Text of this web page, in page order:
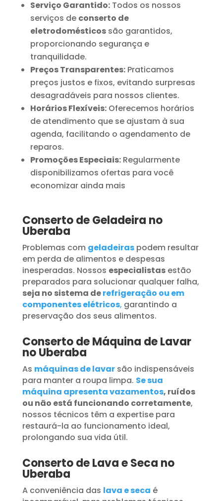
Serviço Garantido:Todos os nossos
serviços de conserto de
eletrodomésticossão garantidos,
proporcionando segurança e
tranquilidade.
Preços Transparentes:Praticamos
preços justos e fixos, evitando surpresas
desagradáveis para nossos clientes.
Horários Flexíveis:Oferecemos horários
de atendimento que se ajustam à sua
agenda, facilitando o agendamento de
reparos.
Promoções Especiais:Regularmente
disponibilizamos ofertas para você
economizar ainda mais
Conserto de Geladeira no
Uberaba
Problemas com geladeiraspodem resultar
em perda de alimentos e despesas
inesperadas. Nossos especialistasestão
preparados para solucionar qualquer falha,
seja no sistema derefrigeração ou em
componentes elétricos, garantindo a
preservação dos seus alimentos.
Conserto de Máquina de Lavar
no Uberaba
As máquinas de lavar são indispensáveis
para manter a roupa limpa. Se sua
máquina apresenta vazamentos, ruídos
ou não está funcionando corretamente,
nossos técnicos têm a expertise para
restaurá-la ao funcionamento ideal,
prolongando sua vida útil.
Conserto de Lava e Seca no
Uberaba
A conveniência das lava e seca é